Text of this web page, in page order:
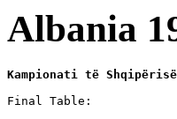
Albania
Kampionati të Shqipërisë
Final Table: